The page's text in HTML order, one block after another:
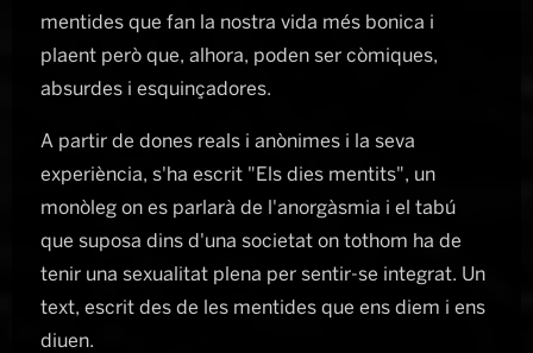
mentides que fan la nostra vida més bonica i
plaent però que, alhora, poden ser còmiques,
absurdes i esquinçadores.
A partir de dones reals i anònimes i la seva
experiència, s'ha escrit "Els dies mentits", un
monòleg on es parlarà de l'anorgàsmia i el tabú
que suposa dins d'una societat on tothom ha de
tenir una sexualitat plena per sentir-se integrat. Un
text, escrit des de les mentides que ens diem i ens
diuen.